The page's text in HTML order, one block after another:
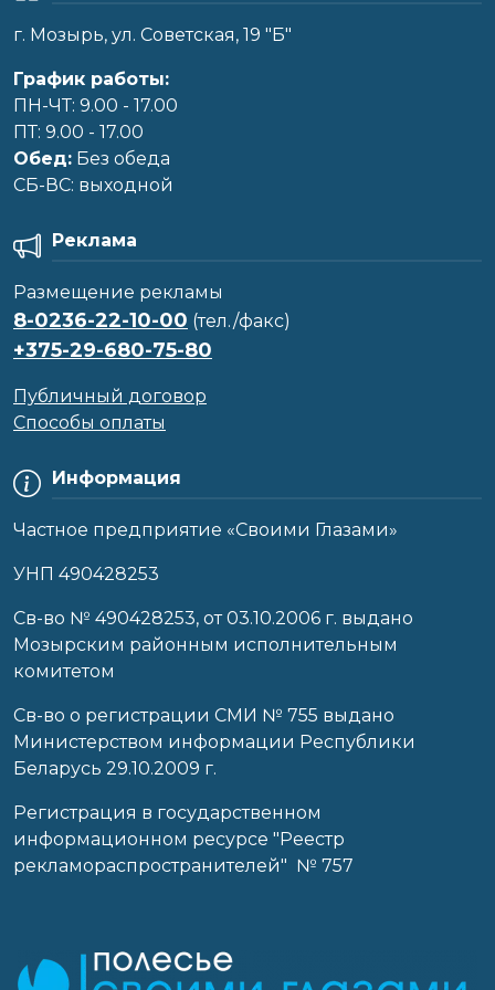
г. Мозырь, ул. Советская, 19 "Б"
График работы:
ПН-ЧТ: 9.00 - 17.00
ПТ: 9.00 - 17.00
Обед: Без обеда
CБ-ВС: выходной
Информация
Частное предприятие «Своими Глазами»
УНП 490428253
Cв-во № 490428253, от 03.10.2006 г. выдано
Мозырским районным исполнительным
комитетом
Св-во о регистрации СМИ № 755 выдано
Министерством информации Республики
Беларусь 29.10.2009 г.
Регистрация в государственном
информационном ресурсе "Реестр
рекламораспространителей" № 757
Реклама
Размещение рекламы
8-0236-22-10-00 (тел./факс)
+375-29-680-75-80
Публичный договор
Способы оплаты